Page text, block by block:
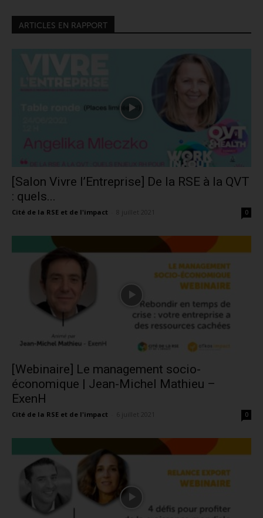
ARTICLES EN RAPPORT
[Salon Vivre l’Entreprise] De la RSE à la QVT
: quels...
Cité de la RSE et de l'impact 8 juillet 2021 0
[Webinaire] Le management socio-
économique | Jean-Michel Mathieu –
ExenH
Cité de la RSE et de l'impact 6 juillet 2021 0